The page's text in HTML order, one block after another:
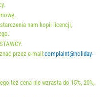
- 31 gru 2026 / - 10 %
(01.07. - 31.08): 10 EUR
gościa (01.01 - 30.06.
_person)
nam kopii licencji,
przez e-mail:complaint@holiday-
też cena nie wzrasta do 15%, 20%,